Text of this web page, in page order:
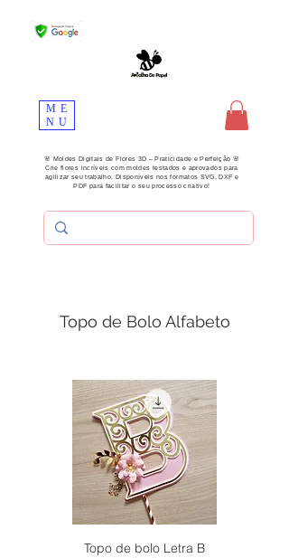
ME
NU
🌸 Moldes Digitais de Flores 3D – Praticidade e Perfeição 🌸
Crie flores incríveis com moldes testados e aprovados para
agilizar seu trabalho. Disponíveis nos formatos SVG, DXF e
PDF para facilitar o seu processo criativo!
Topo de Bolo Alfabeto
Topo de bolo Letra B